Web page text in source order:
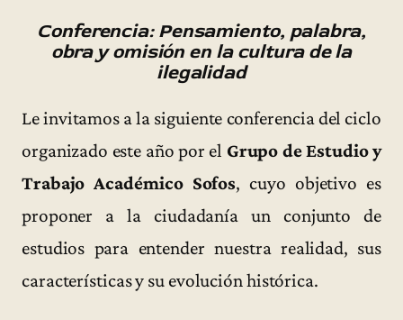
Conferencia: Pensamiento, palabra,
obra y omisión en la cultura de la
ilegalidad
Le invitamos a la siguiente conferencia del ciclo
organizado este año por el Grupo de Estudio y
Trabajo Académico Sofos, cuyo objetivo es
proponer a la ciudadanía un conjunto de
estudios para entender nuestra realidad, sus
características y su evolución histórica.